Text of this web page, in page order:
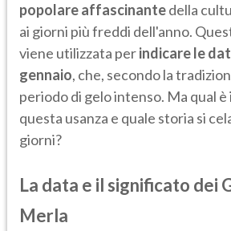
popolare affascinantedella
ai giorni più freddi dell'anno.
viene utilizzata perindicare le
gennaio, che, secondo la
periodo di gelo intenso. Ma qual
questa usanza e quale storia si
giorni?
La data e il significato dei
Merla